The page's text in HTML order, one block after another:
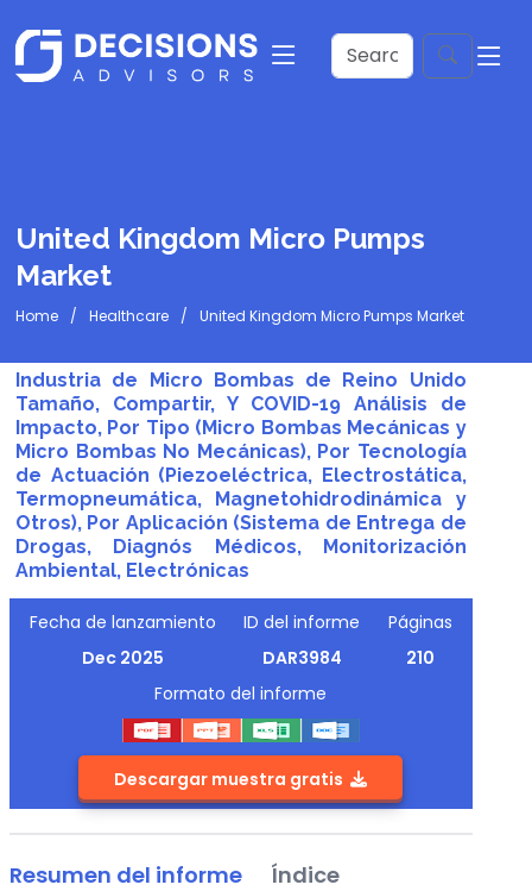
United Kingdom Micro Pumps
Market
Home Healthcare United Kingdom Micro Pumps Market
Industria de Micro Bombas de Reino Unido
Tamaño, Compartir, Y COVID-19 Análisis de
Impacto, Por Tipo (Micro Bombas Mecánicas y
Micro Bombas No Mecánicas), Por Tecnología
de Actuación (Piezoeléctrica, Electrostática,
Termopneumática, Magnetohidrodinámica y
Otros), Por Aplicación (Sistema de Entrega de
Drogas, Diagnós Médicos, Monitorización
Ambiental, Electrónicas
Fecha de lanzamiento
Dec 2025
ID del informe
DAR3984
Páginas
210
Formato del informe
Descargar muestra gratis
Resumen del informe Índice